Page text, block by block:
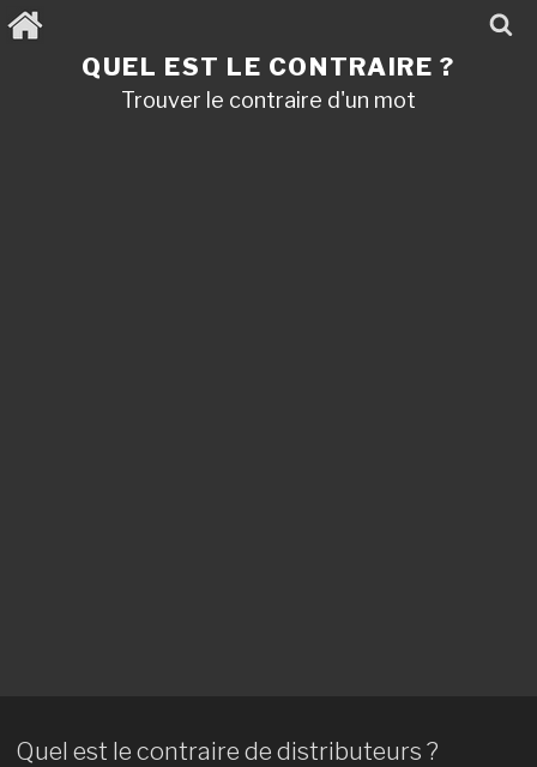
Aller
au
QUEL EST LE CONTRAIRE ?
Trouver le contraire d'un mot
Quel est le contraire de distributeurs ?